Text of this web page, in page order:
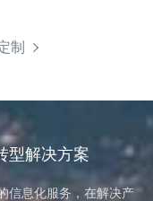
制
型解决方案
信息化服务，在解决产